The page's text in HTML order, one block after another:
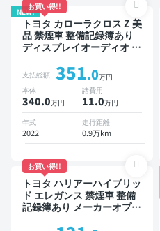
NEW!
お買い得!!
トヨタ カローラクロス Z 美
品 禁煙車 整備記録簿あり
ディスプレイオーディオ ※
スポットモニター オートク
ルーズ スマートキー ETC
電動バックドア バックモニ
ター 全方位カメラ ドライ
ブレコーダー 衝突軽減
支払総額 351.0万円
本体
340.0万円
諸費用
11.0万円
年式
2022
走行距離
0.9万km
お買い得!!
トヨタ ハリアーハイブリッ
ド エレガンス 禁煙車 整備
記録簿あり メーカーオプシ